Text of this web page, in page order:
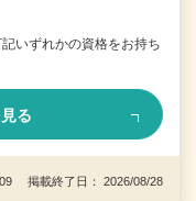
いずれかの資格をお持ち
る
掲載終了日： 2026/08/28